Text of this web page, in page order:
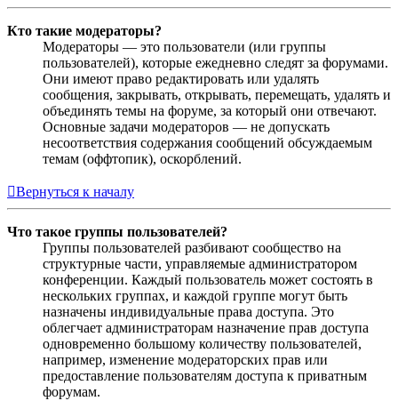
Кто такие модераторы?
Модераторы — это пользователи (или группы
пользователей), которые ежедневно следят за форумами.
Они имеют право редактировать или удалять
сообщения, закрывать, открывать, перемещать, удалять и
объединять темы на форуме, за который они отвечают.
Основные задачи модераторов — не допускать
несоответствия содержания сообщений обсуждаемым
темам (оффтопик), оскорблений.
Вернуться к началу
Что такое группы пользователей?
Группы пользователей разбивают сообщество на
структурные части, управляемые администратором
конференции. Каждый пользователь может состоять в
нескольких группах, и каждой группе могут быть
назначены индивидуальные права доступа. Это
облегчает администраторам назначение прав доступа
одновременно большому количеству пользователей,
например, изменение модераторских прав или
предоставление пользователям доступа к приватным
форумам.